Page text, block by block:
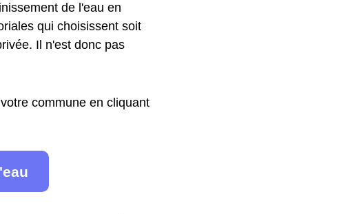
de l'eau en
qui choisissent soit
Il n'est donc pas
commune en cliquant